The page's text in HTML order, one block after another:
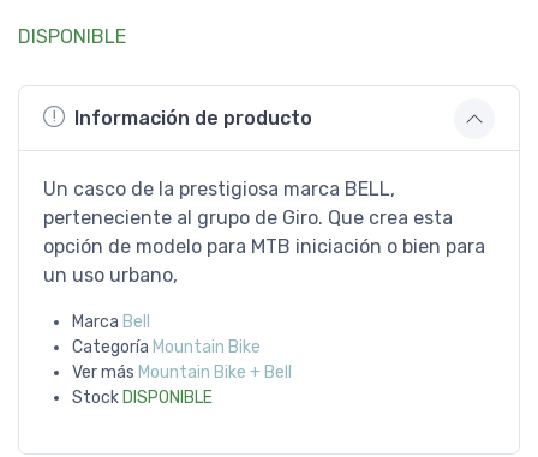
DISPONIBLE
Información de producto
Un casco de la prestigiosa marca BELL,
perteneciente al grupo de Giro. Que crea esta
opción de modelo para MTB iniciación o bien para
un uso urbano,
Marca Bell
Categoría Mountain Bike
Ver más Mountain Bike + Bell
Stock DISPONIBLE